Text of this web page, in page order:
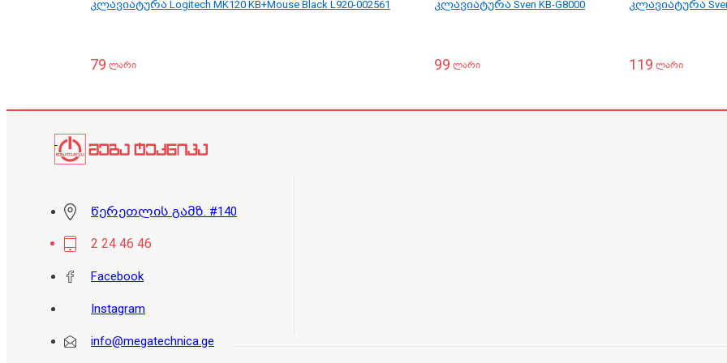
კლავიატურა Logitech MK120 KB+Mouse Black L920-002561
79 ლარი
კლავიატურა Sven KB-G8000
99 ლარი
კლავიატურა Sven
119 ლარი
წერეთლის გამზ. #140
2 24 46 46
Facebook
Instagram
info@megatechnica.ge